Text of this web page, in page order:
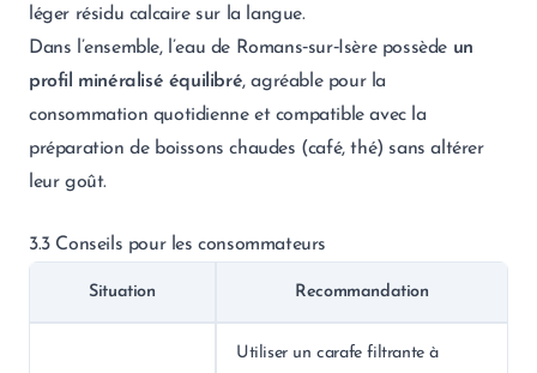
léger résidu calcaire sur la langue.
Dans l’ensemble, l’eau de Romans‑sur‑Isère possède un
profil minéralisé équilibré, agréable pour la
consommation quotidienne et compatible avec la
préparation de boissons chaudes (café, thé) sans altérer
leur goût.
3.3 Conseils pour les consommateurs
Situation Recommandation
Utiliser un carafe filtrante à